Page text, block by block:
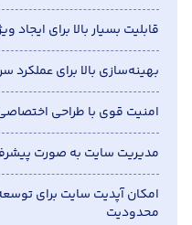
قابلیت بسیار بالا برای
بهینه‌سازی بالا برای عملکرد
امنیت قوی با طراحی
مدیریت سایت به صورت
امکان آپدیت سایت برای
محدودیت